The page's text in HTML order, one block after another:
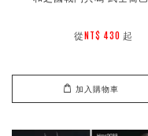
        從
NT$ 430 起
加入購物車